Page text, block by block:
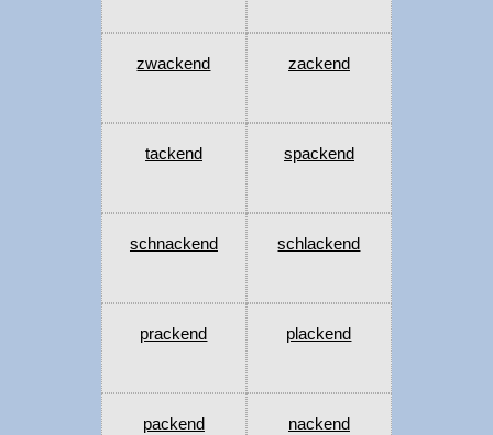
zwackend zackend
tackend spackend
schnackend schlackend
prackend plackend
packend nackend